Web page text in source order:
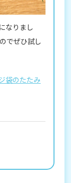
なりまし
でぜひ試し
袋のたたみ